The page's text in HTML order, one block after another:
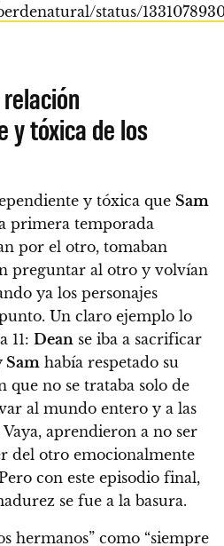
status/
y tóxica de los
y tóxica que Sam
primera temporada
por el otro, tomaban
preguntar al otro y volvían
ya los personajes
Un claro ejemplo lo
11: Dean se iba a sacrificar
Sam había respetado su
que no se trataba solo de
al mundo entero y a las
aprendieron a no ser
del otro emocionalmente
con este episodio final,
se fue a la basura.
hermanos” como “siempre